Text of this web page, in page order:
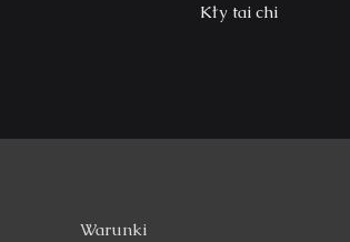
Kły tai chi
Warunki